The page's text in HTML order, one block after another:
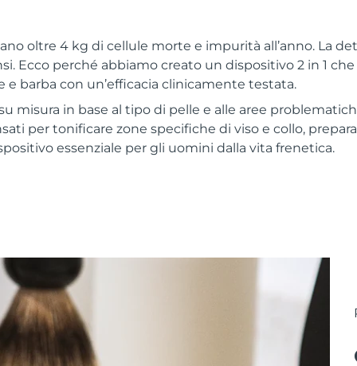
oltre 4 kg di cellule morte e impurità all’anno. La
Ecco perché abbiamo creato un dispositivo 2 in 1
e barba con un’efficacia clinicamente testata.
misura in base al tipo di pelle e alle aree
per tonificare zone specifiche di viso e collo,
essenziale per gli uomini dalla vita frenetica.